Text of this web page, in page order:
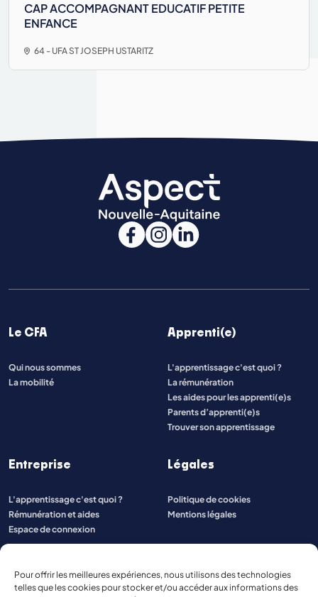
Pour offrir les meilleures expériences, nous utilisons des technologies
telles que les cookies pour stocker et/ou accéder aux informations des
CAP ACCOMPAGNANT EDUCATIF PETITE
ENFANCE
64 - UFA ST JOSEPH USTARITZ
Le CFA
Qui nous sommes
La mobilité
Apprenti(e)
L'apprentissage c'est quoi ?
La rémunération
Les aides pour les apprenti(e)s
Parents d’apprenti(e)s
Trouver son apprentissage
Entreprise
L'apprentissage c'est quoi ?
Rémunération et aides
Espace de connexion
Légales
Politique de cookies
Mentions légales